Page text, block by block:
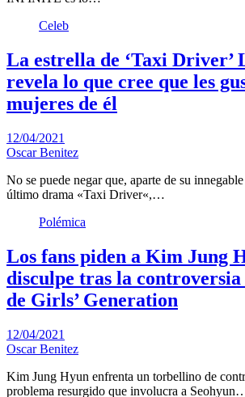
Celeb
La estrella de ‘Taxi Driver’
revela lo que cree que les
mujeres de él
12/04/2021
Oscar Benitez
No se puede negar que, aparte de su
último drama «Taxi Driver«,…
Polémica
Los fans piden a Kim Jung
disculpe tras la controversia
de Girls’ Generation
12/04/2021
Oscar Benitez
Kim Jung Hyun enfrenta un torbellino de
problema resurgido que involucra a